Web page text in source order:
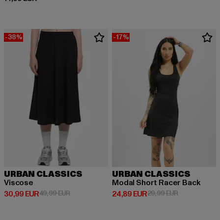
-38%
URBAN CLASSICS
Viscose
30,99 EUR
Derzeitiger Preis: 30,99 EUR
49,99 EURAktionspreis: 49,99 EUR
-17%
URBAN CLASSICS
Modal Short Racer Back
24,89 EUR
Derzeitiger Preis: 24,89 EUR
29,99 EURAktionspreis: